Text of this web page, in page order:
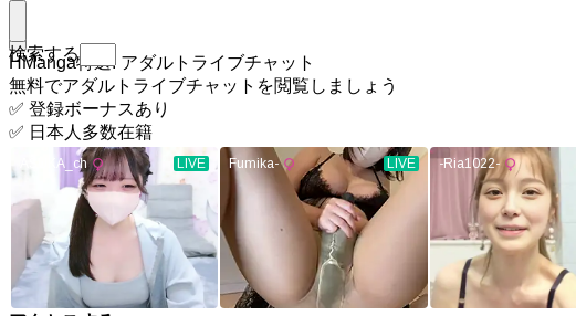
検索する
HManga特選: アダルトライブチャット
無料でアダルトライブチャットを閲覧しましょう
✅ 登録ボーナスあり
✅ 日本人多数在籍